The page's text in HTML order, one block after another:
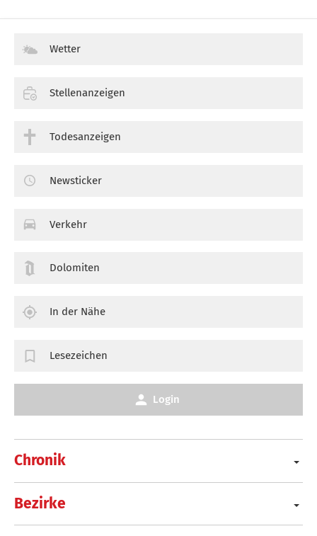
Chronik
Bezirke
Wetter
Stellenanzeigen
Todesanzeigen
Newsticker
Verkehr
Dolomiten
In der Nähe
Lesezeichen
Login